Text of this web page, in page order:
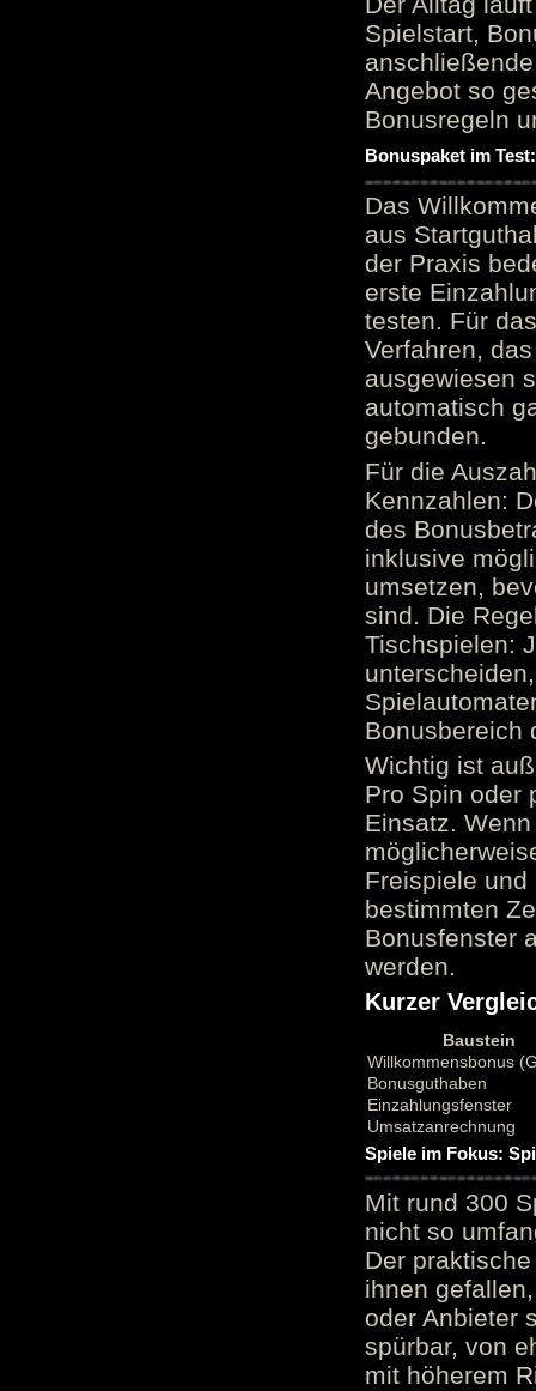
Spielstart,
Angebot so
Bonusregeln
Bonuspaket im
Das
aus
der Praxis
erste
testen. Für
Verfahren,
ausgewiesen
automatisch
gebunden.
Für die
Kennzahlen:
des
inklusive
umsetzen,
sind. Die
Tischspielen:
Bonusbereich
Wichtig ist
Pro Spin oder
Einsatz.
Freispiele
bestimmten
Bonusfenster
werden.
Kurzer
Baustein
Willkommensbonus
Bonusguthaben
Einzahlungsfenster
Umsatzanrechnung
Spiele im Fokus:
Mit rund 300
nicht so
Der
ihnen
oder Anbieter
spürbar, von
mit höherem